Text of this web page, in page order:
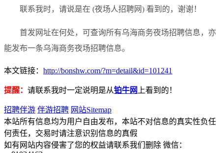
联系我时，请说是在 (夜场人招聘网) 看到的，谢谢！
首发网址在何处，可查询所有乌海商务夜场招聘信息，亦
能发布一条乌海商务夜场招聘信息。
本文链接： http://bonshw.com/?m=detail&id=101241
提醒： 请联系我时一定说明是从铂牛网 上看到的！
招聘伴游 伴游招聘 网站Sitemap
本站所有信息均为用户自由发布，本站不对信息的真实性负任
何责任，交易时请注意识别信息的真假
如有网站内容侵害了您的权益请联系我们删除 微信：